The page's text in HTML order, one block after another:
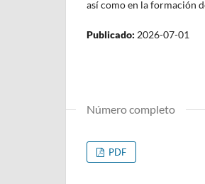
así como en la formación
Publicado: 2026-07-01
Número completo
PDF